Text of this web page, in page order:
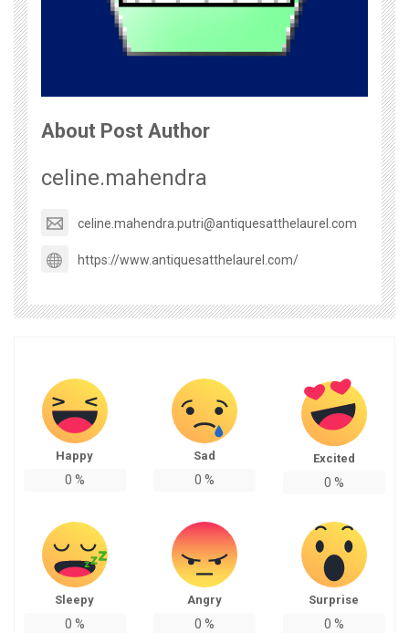
About Post Author
celine.mahendra
celine.mahendra.putri@antiquesatthelaurel.com
https://www.antiquesatthelaurel.com/
Happy
0 %
Sad
0 %
Excited
0 %
Sleepy
0 %
Angry
0 %
Surprise
0 %